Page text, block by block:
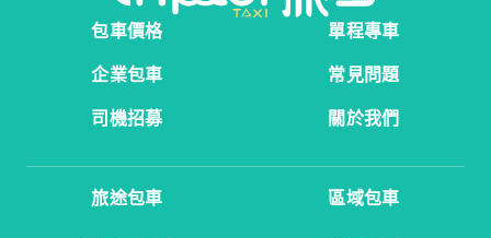
包車價格
單程專車
企業包車
常見問題
司機招募
關於我們
旅途包車 區域包車